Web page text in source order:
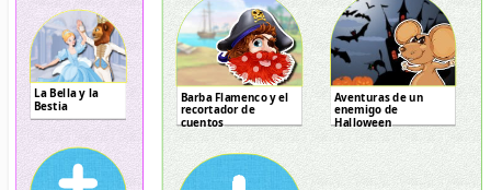
La Bella y la
Bestia
Barba Flamenco y el
recortador de
cuentos
Aventuras de un
enemigo de
Halloween